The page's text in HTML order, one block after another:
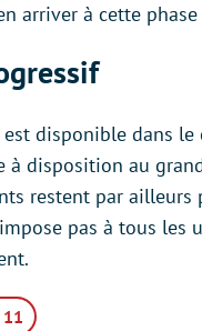
arriver à cette
disponible dans le
à disposition au
restent par
pas à tous